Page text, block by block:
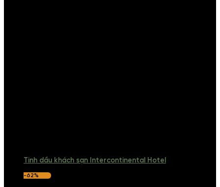
Tinh dầu khách sạn Intercontinental Hotel
-62%